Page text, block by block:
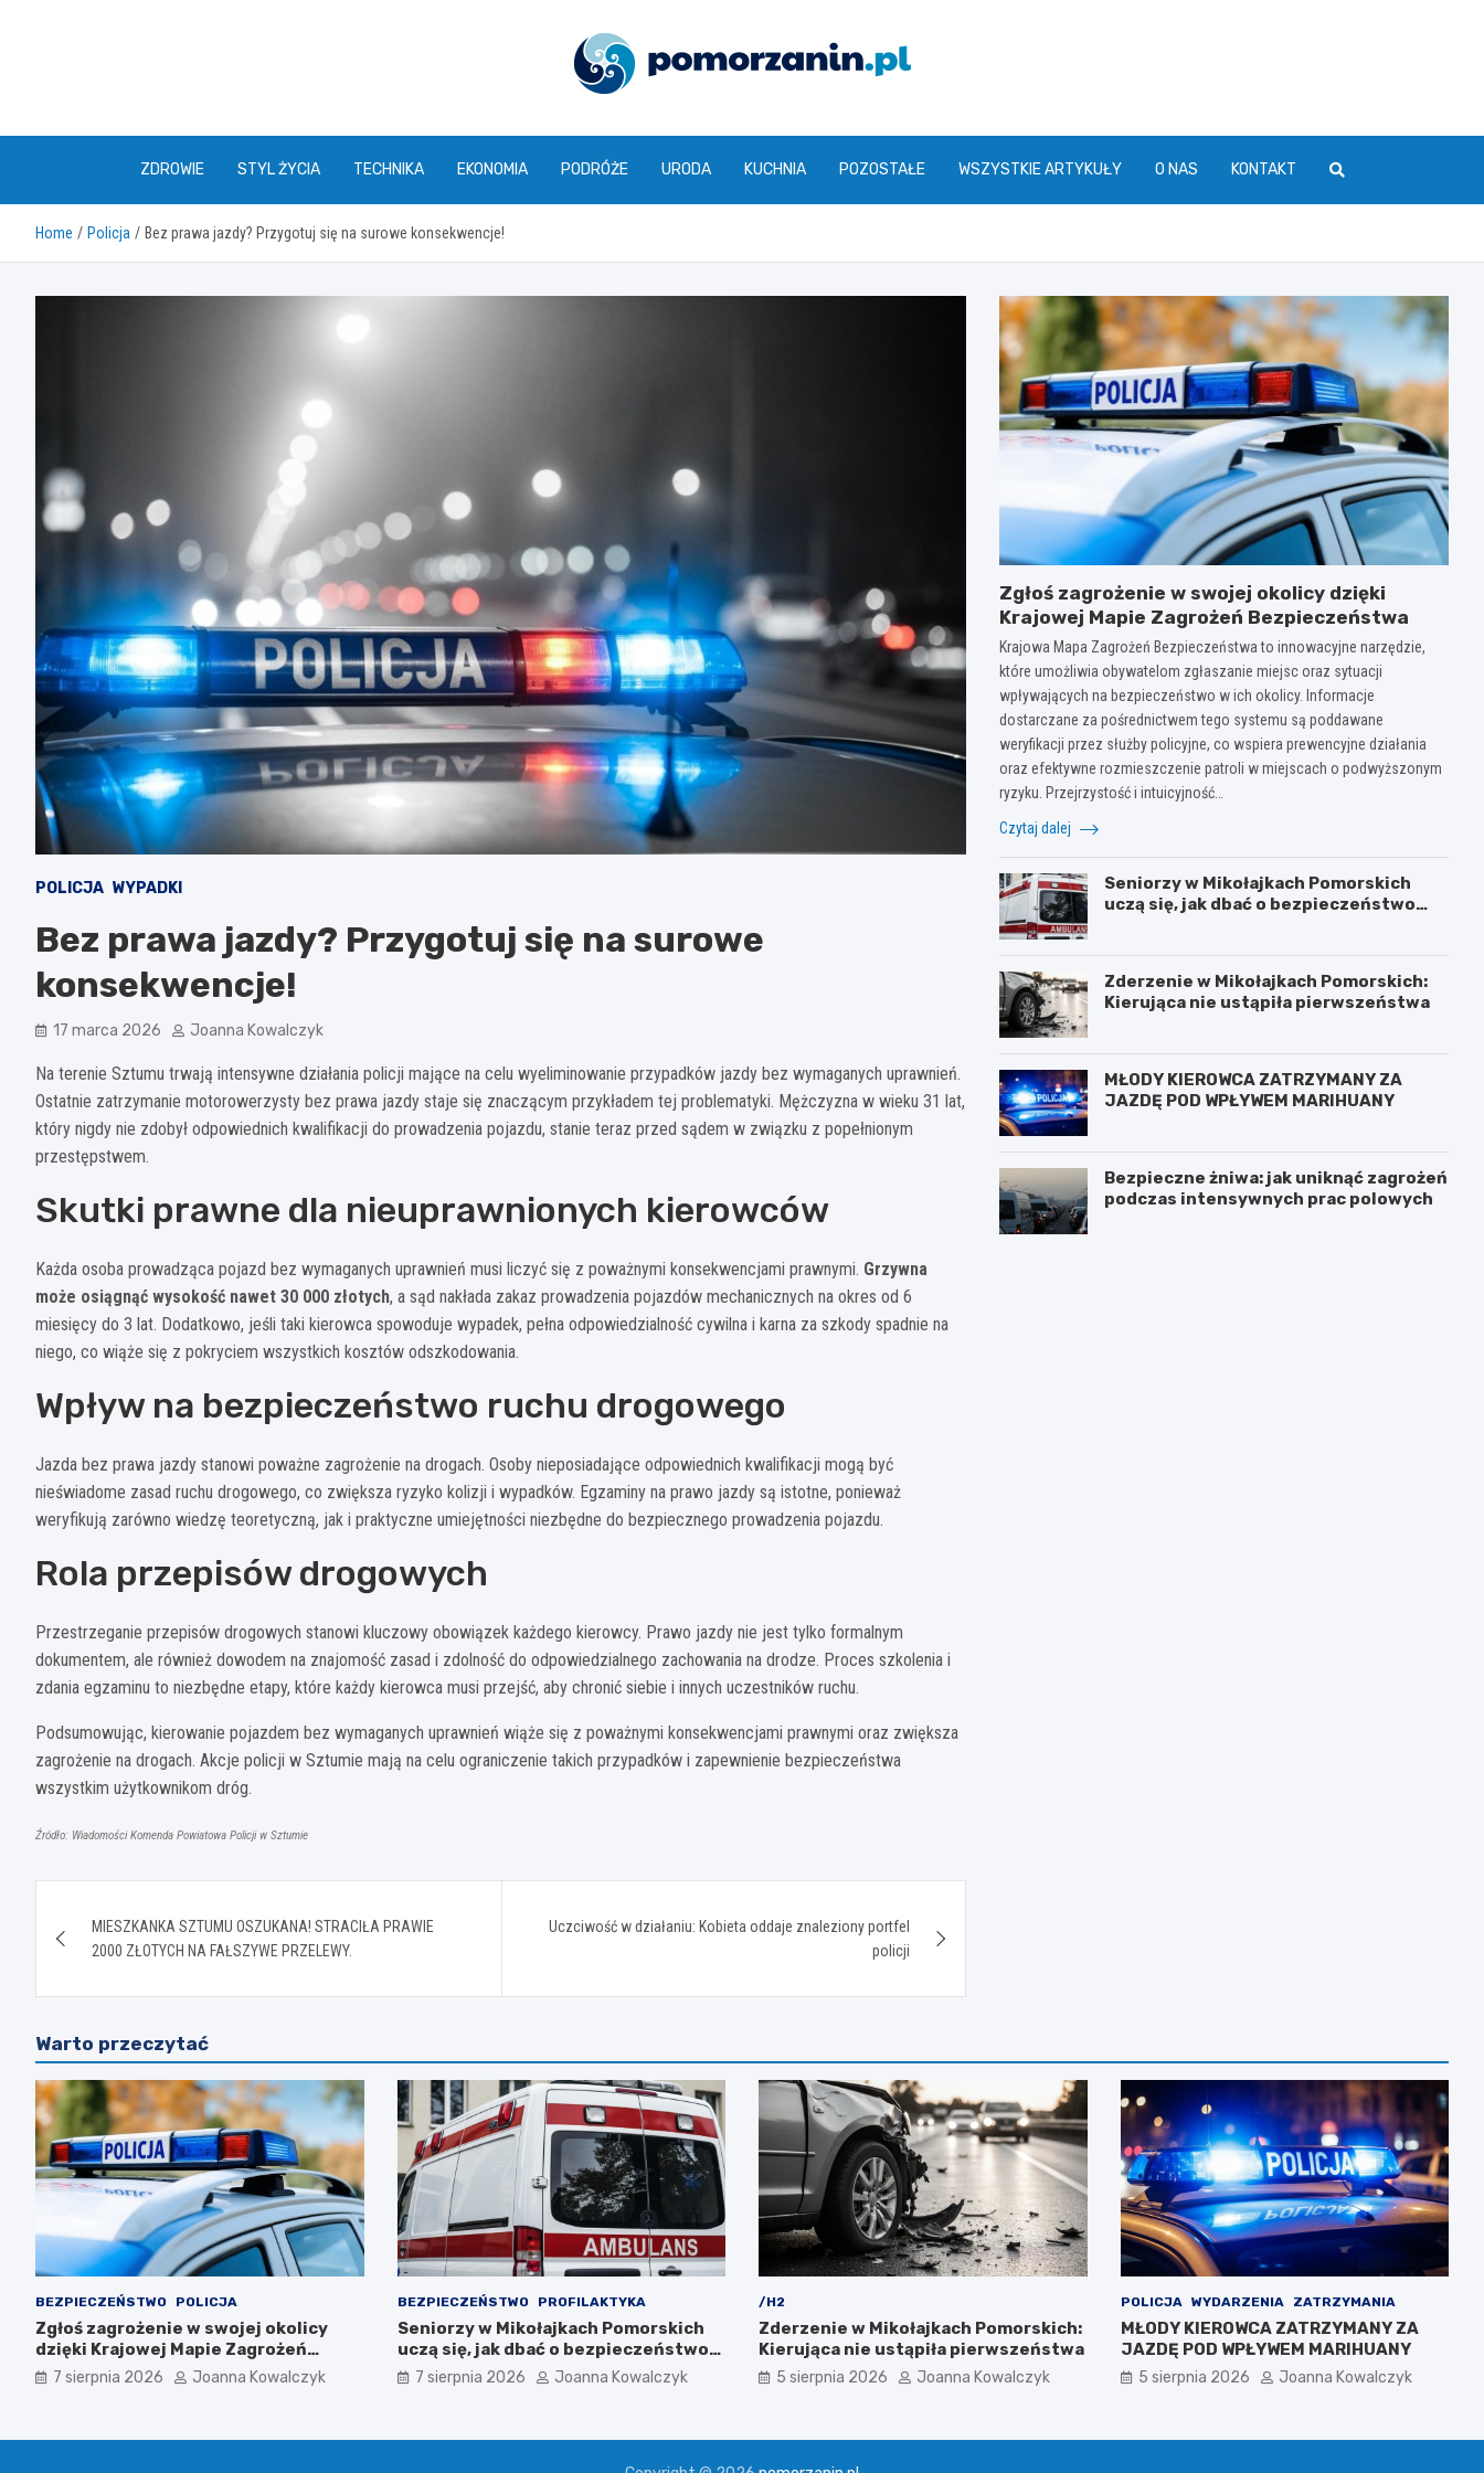
pomorzanin.pl
ZDROWIE STYL ŻYCIA TECHNIKA EKONOMIA PODRÓŻE URODA KUCHNIA POZOSTAŁE WSZYSTKIE ARTYKUŁY O NAS KONTAKT
Home Policja Bez prawa jazdy? Przygotuj się na surowe konsekwencje!
POLICJA WYPADKI
Bez prawa jazdy? Przygotuj się na surowe
konsekwencje!
17 marca 2026 Joanna Kowalczyk
Na terenie Sztumu trwają intensywne działania policji mające na celu wyeliminowanie przypadków jazdy bez wymaganych uprawnień.
Ostatnie zatrzymanie motorowerzysty bez prawa jazdy staje się znaczącym przykładem tej problematyki. Mężczyzna w wieku 31 lat,
który nigdy nie zdobył odpowiednich kwalifikacji do prowadzenia pojazdu, stanie teraz przed sądem w związku z popełnionym
przestępstwem.
Skutki prawne dla nieuprawnionych kierowców
Każda osoba prowadząca pojazd bez wymaganych uprawnień musi liczyć się z poważnymi konsekwencjami prawnymi. Grzywna
może osiągnąć wysokość nawet 30 000 złotych, a sąd nakłada zakaz prowadzenia pojazdów mechanicznych na okres od 6
miesięcy do 3 lat. Dodatkowo, jeśli taki kierowca spowoduje wypadek, pełna odpowiedzialność cywilna i karna za szkody spadnie na
niego, co wiąże się z pokryciem wszystkich kosztów odszkodowania.
Wpływ na bezpieczeństwo ruchu drogowego
Jazda bez prawa jazdy stanowi poważne zagrożenie na drogach. Osoby nieposiadające odpowiednich kwalifikacji mogą być
nieświadome zasad ruchu drogowego, co zwiększa ryzyko kolizji i wypadków. Egzaminy na prawo jazdy są istotne, ponieważ
weryfikują zarówno wiedzę teoretyczną, jak i praktyczne umiejętności niezbędne do bezpiecznego prowadzenia pojazdu.
Rola przepisów drogowych
Przestrzeganie przepisów drogowych stanowi kluczowy obowiązek każdego kierowcy. Prawo jazdy nie jest tylko formalnym
dokumentem, ale również dowodem na znajomość zasad i zdolność do odpowiedzialnego zachowania na drodze. Proces szkolenia i
zdania egzaminu to niezbędne etapy, które każdy kierowca musi przejść, aby chronić siebie i innych uczestników ruchu.
Podsumowując, kierowanie pojazdem bez wymaganych uprawnień wiąże się z poważnymi konsekwencjami prawnymi oraz zwiększa
zagrożenie na drogach. Akcje policji w Sztumie mają na celu ograniczenie takich przypadków i zapewnienie bezpieczeństwa
wszystkim użytkownikom dróg.
Źródło: Wiadomości Komenda Powiatowa Policji w Sztumie
wpisuMIESZKANKA SZTUMU OSZUKANA! STRACIŁA PRAWIE
2000 ZŁOTYCH NA FAŁSZYWE PRZELEWY.
Uczciwość w działaniu: Kobieta oddaje znaleziony portfel
policji
Zgłoś zagrożenie w swojej okolicy dzięki
Krajowej Mapie Zagrożeń Bezpieczeństwa
Krajowa Mapa Zagrożeń Bezpieczeństwa to innowacyjne narzędzie,
które umożliwia obywatelom zgłaszanie miejsc oraz sytuacji
wpływających na bezpieczeństwo w ich okolicy. Informacje
dostarczane za pośrednictwem tego systemu są poddawane
weryfikacji przez służby policyjne, co wspiera prewencyjne działania
oraz efektywne rozmieszczenie patroli w miejscach o podwyższonym
ryzyku. Przejrzystość i intuicyjność…
Czytaj dalej
Seniorzy w Mikołajkach Pomorskich
uczą się, jak dbać o bezpieczeństwo
Zderzenie w Mikołajkach Pomorskich:
Kierująca nie ustąpiła pierwszeństwa
MŁODY KIEROWCA ZATRZYMANY ZA
JAZDĘ POD WPŁYWEM MARIHUANY
Bezpieczne żniwa: jak uniknąć zagrożeń
podczas intensywnych prac polowych
Warto przeczytać
BEZPIECZEŃSTWO POLICJA
Zgłoś zagrożenie w swojej okolicy
dzięki Krajowej Mapie Zagrożeń
Bezpieczeństwa
7 sierpnia 2026 Joanna Kowalczyk
BEZPIECZEŃSTWO PROFILAKTYKA
Seniorzy w Mikołajkach Pomorskich
uczą się, jak dbać o bezpieczeństwo
latem
7 sierpnia 2026 Joanna Kowalczyk
/H2
Zderzenie w Mikołajkach Pomorskich:
Kierująca nie ustąpiła pierwszeństwa
5 sierpnia 2026 Joanna Kowalczyk
POLICJA WYDARZENIA ZATRZYMANIA
MŁODY KIEROWCA ZATRZYMANY ZA
JAZDĘ POD WPŁYWEM MARIHUANY
5 sierpnia 2026 Joanna Kowalczyk